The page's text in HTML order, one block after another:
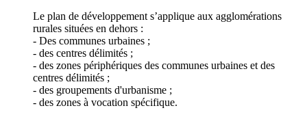
Le plan de développement s’applique aux agglomérations
rurales situées en dehors :
- Des communes urbaines ;
- des centres délimités ;
- des zones périphériques des communes urbaines et des
centres délimités ;
- des groupements d'urbanisme ;
- des zones à vocation spécifique.